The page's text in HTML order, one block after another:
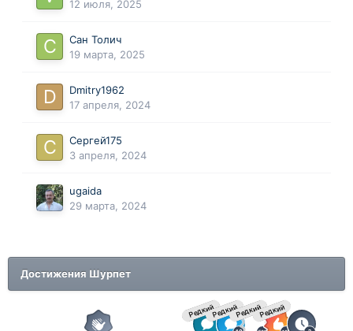
12 июля, 2025
Сан Толич
19 марта, 2025
Dmitry1962
17 апреля, 2024
Сергей175
3 апреля, 2024
ugaida
29 марта, 2024
Достижения Шурпет
РедкийРедкийРедкийРедкий